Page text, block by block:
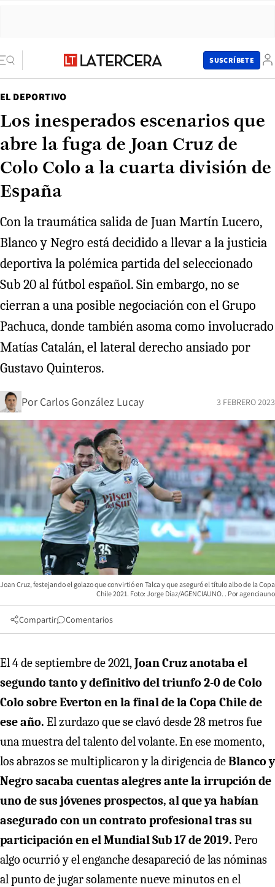
SUSCRÍBETE
EL DEPORTIVO
Los inesperados escenarios que
abre la fuga de Joan Cruz de
Colo Colo a la cuarta división de
España
Con la traumática salida de Juan Martín Lucero,
Blanco y Negro está decidido a llevar a la justicia
deportiva la polémica partida del seleccionado
Sub 20 al fútbol español. Sin embargo, no se
cierran a una posible negociación con el Grupo
Pachuca, donde también asoma como involucrado
Matías Catalán, el lateral derecho ansiado por
Gustavo Quinteros.
Por Carlos González Lucay 3 FEBRERO 2023
Joan Cruz, festejando el golazo que convirtió en Talca y que aseguró el título albo de la Copa
Chile 2021. Foto: Jorge Díaz/AGENCIAUNO.
agenciauno
Compartir Comentarios
El 4 de septiembre de 2021,Joan Cruz anotaba el
segundo tanto y definitivo del triunfo 2-0 de Colo
Colo sobre Everton en la final de la Copa Chile de
ese año. El zurdazo que se clavó desde 28 metros fue
una muestra del talento del volante. En ese momento,
los abrazos se multiplicaron y la dirigencia deBlanco y
Negro sacaba cuentas alegres ante la irrupción de
uno de sus jóvenes prospectos, al que ya habían
asegurado con un contrato profesional tras su
participación en el Mundial Sub 17 de 2019. Pero
algo ocurrió y el enganche desapareció de las nóminas
al punto de jugar solamente nueve minutos en el